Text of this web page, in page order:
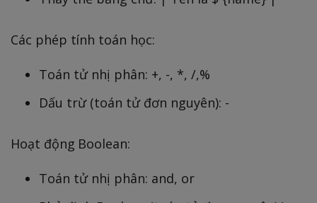
Các phép tính toán học:
Toán tử nhị phân: +, -, *, /,%
Dấu trừ (toán tử đơn nguyên): -
Hoạt động Boolean:
Toán tử nhị phân: and, or